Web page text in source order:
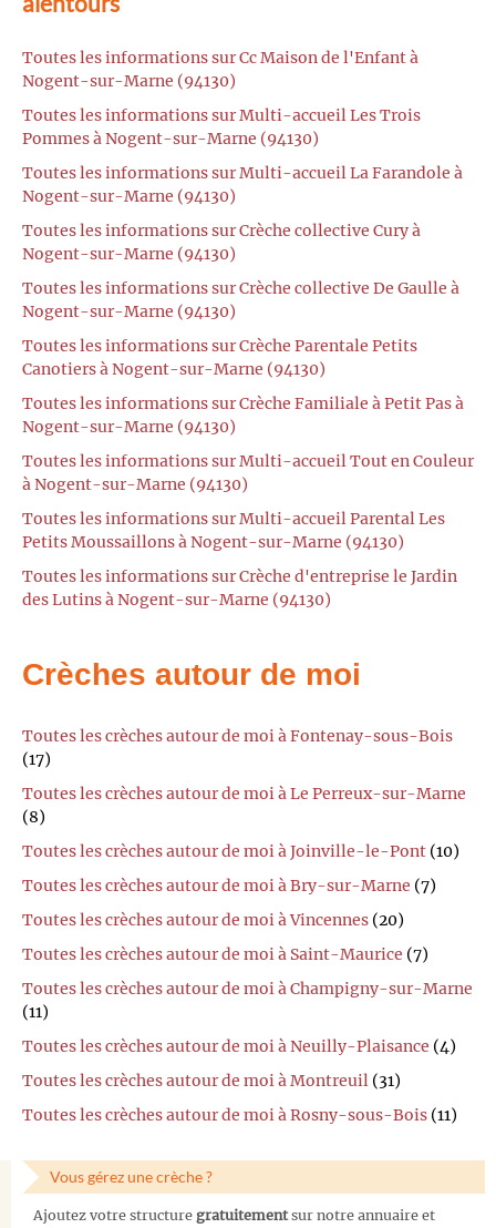
Toutes les informations sur Cc Maison de l'Enfant à
Nogent-sur-Marne (94130)
Toutes les informations sur Multi-accueil Les Trois
Pommes à Nogent-sur-Marne (94130)
Toutes les informations sur Multi-accueil La Farandole à
Nogent-sur-Marne (94130)
Toutes les informations sur Crèche collective Cury à
Nogent-sur-Marne (94130)
Toutes les informations sur Crèche collective De Gaulle à
Nogent-sur-Marne (94130)
Toutes les informations sur Crèche Parentale Petits
Canotiers à Nogent-sur-Marne (94130)
Toutes les informations sur Crèche Familiale à Petit Pas à
Nogent-sur-Marne (94130)
Toutes les informations sur Multi-accueil Tout en Couleur
à Nogent-sur-Marne (94130)
Toutes les informations sur Multi-accueil Parental Les
Petits Moussaillons à Nogent-sur-Marne (94130)
Toutes les informations sur Crèche d'entreprise le Jardin
des Lutins à Nogent-sur-Marne (94130)
Crèches autour de moi
Toutes les crèches autour de moi à Fontenay-sous-Bois
(17)
Toutes les crèches autour de moi à Le Perreux-sur-Marne
(8)
Toutes les crèches autour de moi à Joinville-le-Pont (10)
Toutes les crèches autour de moi à Bry-sur-Marne (7)
Toutes les crèches autour de moi à Vincennes (20)
Toutes les crèches autour de moi à Saint-Maurice (7)
Toutes les crèches autour de moi à Champigny-sur-Marne
(11)
Toutes les crèches autour de moi à Neuilly-Plaisance (4)
Toutes les crèches autour de moi à Montreuil (31)
Toutes les crèches autour de moi à Rosny-sous-Bois (11)
Vous gérez une crèche ?
Ajoutez votre structure gratuitementsur notre annuaire et